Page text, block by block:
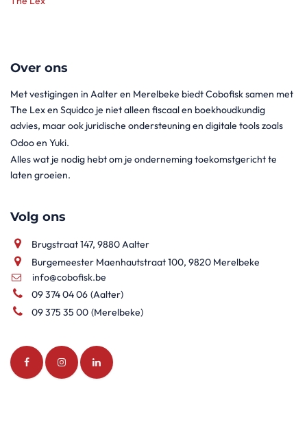
Over ons
Met vestigingen in Aalter en Merelbeke biedt Cobofisk samen met
The Lex en Squidco je niet alleen fiscaal en boekhoudkundig
advies, maar ook juridische ondersteuning en digitale tools zoals
Odoo en Yuki.
Alles wat je nodig hebt om je onderneming toekomstgericht te
laten groeien.
Volg ons
Brugstraat 147, 9880 Aalter
Burgemeester Maenhautstraat 100, 9820 Merelbeke
info@cobofisk.be
09 374 04 06 (Aalter)
09 375 35 00 (Merelbeke)